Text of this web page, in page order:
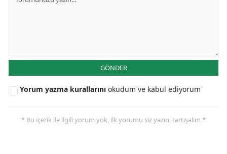
GÖNDER
Yorum yazma kurallarını okudum ve kabul ediyorum
* Bu içerik ile ilgili yorum yok, ilk yorumu siz yazın, tartışalım *